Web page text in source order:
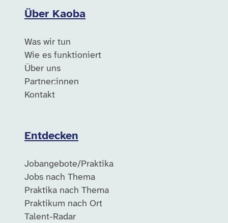
Über Kaoba
Was wir tun
Wie es funktioniert
Über uns
Partner:innen
Kontakt
Entdecken
Jobangebote/Praktika
Jobs nach Thema
Praktika nach Thema
Praktikum nach Ort
Talent-Radar